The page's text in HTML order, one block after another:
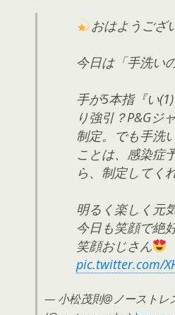
おはようござ
今日は「手洗い
手が5本指『い
り強引？P&Gジ
制定。でも手洗
ことは、感染症
ら、制定してく
明るく楽しく元
今日も笑顔で絶
笑顔おじさん
pic.twitter.com/
— 小松茂則@ノーストレ